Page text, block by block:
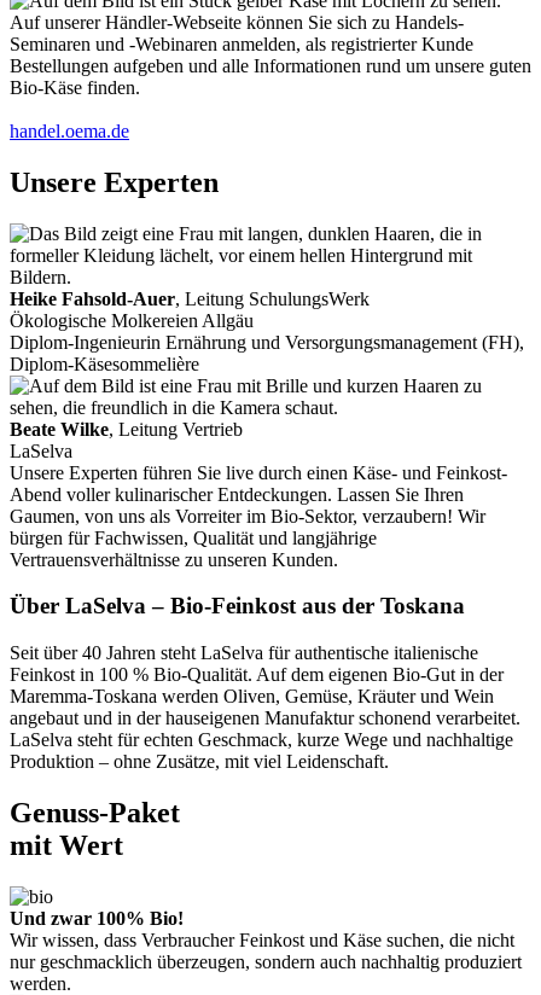
Auf unserer Händler-Webseite können Sie sich zu Handels-
Seminaren und -Webinaren anmelden, als registrierter Kunde
Bestellungen aufgeben und alle Informationen rund um unsere guten
Bio-Käse finden.
handel.oema.de
Unsere Experten
Heike Fahsold-Auer, Leitung SchulungsWerk
Ökologische Molkereien Allgäu
Diplom-Ingenieurin Ernährung und Versorgungsmanagement (FH),
Diplom-Käsesommelière
Beate Wilke, Leitung Vertrieb
LaSelva
Unsere Experten führen Sie live durch einen Käse- und Feinkost-
Abend voller kulinarischer Entdeckungen. Lassen Sie Ihren
Gaumen, von uns als Vorreiter im Bio-Sektor, verzaubern! Wir
bürgen für Fachwissen, Qualität und langjährige
Vertrauensverhältnisse zu unseren Kunden.
Über LaSelva – Bio-Feinkost aus der Toskana
Seit über 40 Jahren steht LaSelva für authentische italienische
Feinkost in 100 % Bio-Qualität. Auf dem eigenen Bio-Gut in der
Maremma-Toskana werden Oliven, Gemüse, Kräuter und Wein
angebaut und in der hauseigenen Manufaktur schonend verarbeitet.
LaSelva steht für echten Geschmack, kurze Wege und nachhaltige
Produktion – ohne Zusätze, mit viel Leidenschaft.
Genuss-Paket
mit Wert
Und zwar 100% Bio!
Wir wissen, dass Verbraucher Feinkost und Käse suchen, die nicht
nur geschmacklich überzeugen, sondern auch nachhaltig produziert
werden.